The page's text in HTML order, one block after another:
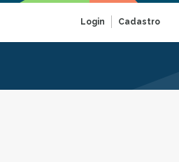
Login Cadastro